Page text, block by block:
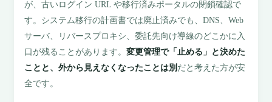
が、古いログイン URL や移行済みポータルの閉鎖確認で
す。システム移行の計画書では廃止済みでも、DNS、Web
サーバ、リバースプロキシ、委託先向け導線のどこかに入
口が残ることがあります。変更管理で「止める」と決めた
ことと、外から見えなくなったことは別 だと考えた方が安
全です。